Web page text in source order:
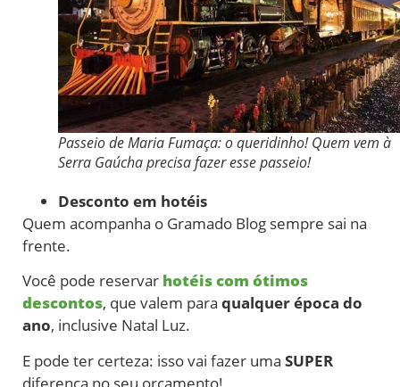
Passeio de Maria Fumaça: o queridinho! Quem vem à
Serra Gaúcha precisa fazer esse passeio!
Desconto em hotéis
Quem acompanha o Gramado Blog sempre sai na
frente.
Você pode reservar hotéis com ótimos
descontos, que valem para qualquer época do
ano, inclusive Natal Luz.
E pode ter certeza: isso vai fazer uma SUPER
diferença no seu orçamento!